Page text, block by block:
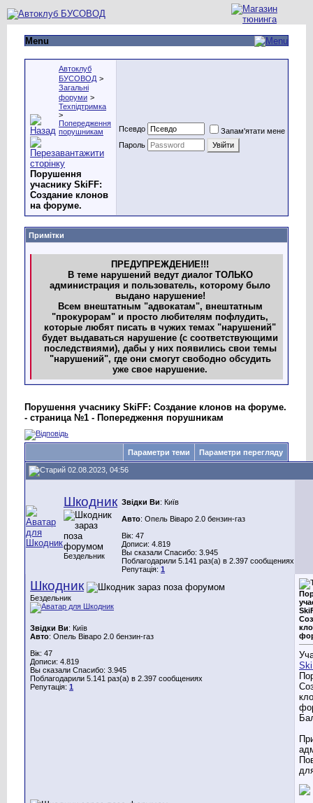
Menu
Автоклуб
БУСОВОД >
Загальні
форуми >
Техпідтримка
>
Попередження
порушникам
Порушення
учаснику SkiFF:
Создание клонов
на форуме.
Псевдо
Запам'ятати мене
Пароль
Примітки
ПРЕДУПРЕЖДЕНИЕ!!!
В теме нарушений ведут диалог ТОЛЬКО
администрация и пользователь, которому было
выдано нарушение!
Всем внештатным "адвокатам", внештатным
"прокурорам" и просто любителям пофлудить,
которые любят писать в чужих темах "нарушений"
будет выдаваться нарушение (с соответствующими
последствиями), дабы у них появились свои темы
"нарушений", где они смогут свободно обсудить
уже свое нарушение.
Порушення учаснику SkiFF: Создание клонов на форуме.
- страница №1 - Попередження порушникам
Параметри теми Параметри перегляду
02.08.2023, 04:56
Шкодник
Бездельник
Звідки Ви: Київ
Авто: Опель Віваро 2.0 бензин-газ
Вік: 47
Дописи: 4.819
Вы сказали Спасибо: 3.945
Поблагодарили 5.141 раз(а) в 2.397 сообщениях
Репутація: 1
Шкодник
Бездельник
Звідки Ви: Київ
Авто: Опель Віваро 2.0 бензин-газ
Вік: 47
Дописи: 4.819
Вы сказали Спасибо: 3.945
Поблагодарили 5.141 раз(а) в 2.397 сообщениях
Репутація: 1